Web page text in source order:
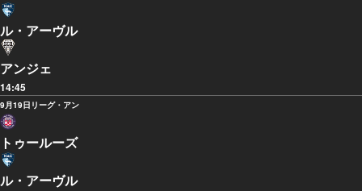
ル・アーヴル
アンジェ
14:45
9月19日 リーグ・アン
トゥールーズ
ル・アーヴル